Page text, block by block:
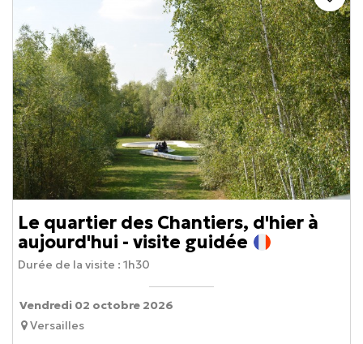
Le quartier des Chantiers, d'hier à
aujourd'hui - visite guidée
Versailles
Durée de la visite : 1h30
Vendredi 02 octobre 2026